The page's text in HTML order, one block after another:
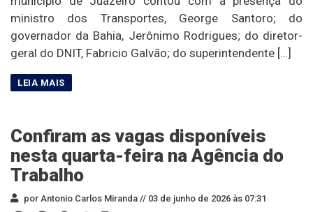
ministro dos Transportes, George Santoro; do
governador da Bahia, Jerônimo Rodrigues; do diretor-
geral do DNIT, Fabricio Galvão; do superintendente […]
Confiram as vagas disponíveis
nesta quarta-feira na Agência do
Trabalho
por Antonio Carlos Miranda // 03 de junho de 2026 às 07:31